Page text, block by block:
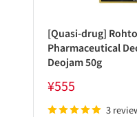
[Quasi-drug] Rohto
Pharmaceutical
Deojam 50g
Sale
price
¥555
3